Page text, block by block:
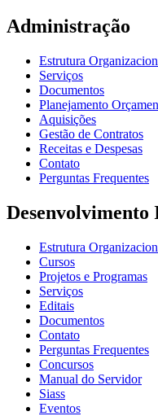
Administração
Estrutura
Serviços
Documentos
Planejamento
Aquisições
Gestão de Contratos
Receitas e Despesas
Contato
Perguntas Frequentes
Estrutura
Cursos
Projetos e Programas
Serviços
Editais
Documentos
Contato
Perguntas Frequentes
Concursos
Manual do Servidor
Siass
Eventos